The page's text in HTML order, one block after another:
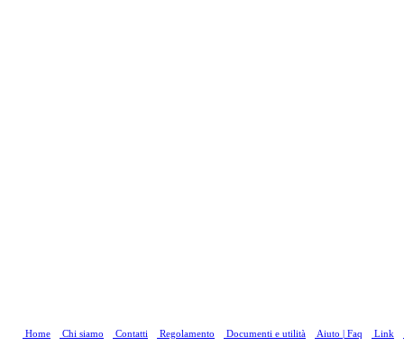
Home Chi siamo Contatti Regolamento Documenti e utilità Aiuto | Faq Link